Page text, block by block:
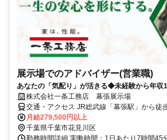
展示場でのアドバイザー(営業職)
あなたの「気配り」が活きる◆未経験から年収
株式会社一条工務店 幕張展示場
交通・アクセス JR総武線「幕張駅」から徒
月給279,500円以上
千葉県千葉市花見川区
勤務時間詳細 実働時間：1日あたり7時間45